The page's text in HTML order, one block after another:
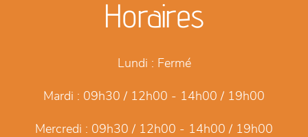
Horaires
Lundi : Fermé
Mardi : 09h30 / 12h00 - 14h00 / 19h00
Mercredi : 09h30 / 12h00 - 14h00 / 19h00